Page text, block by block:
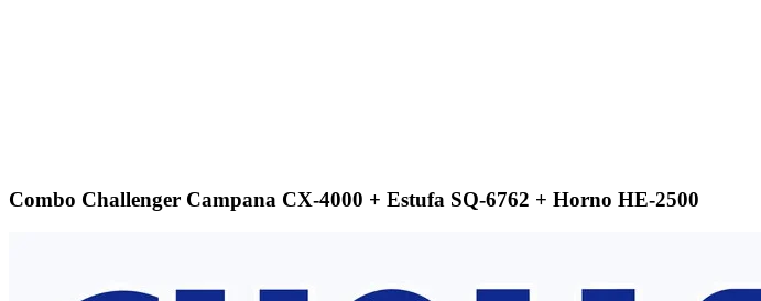
Combo Challenger Campana CX-4000 + Estufa SQ-6762 + Horno HE-2500